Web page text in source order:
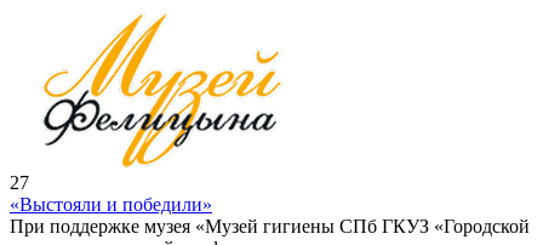
27
«Выстояли и победили»
При поддержке музея «Музей гигиены СПб ГКУЗ «Городской